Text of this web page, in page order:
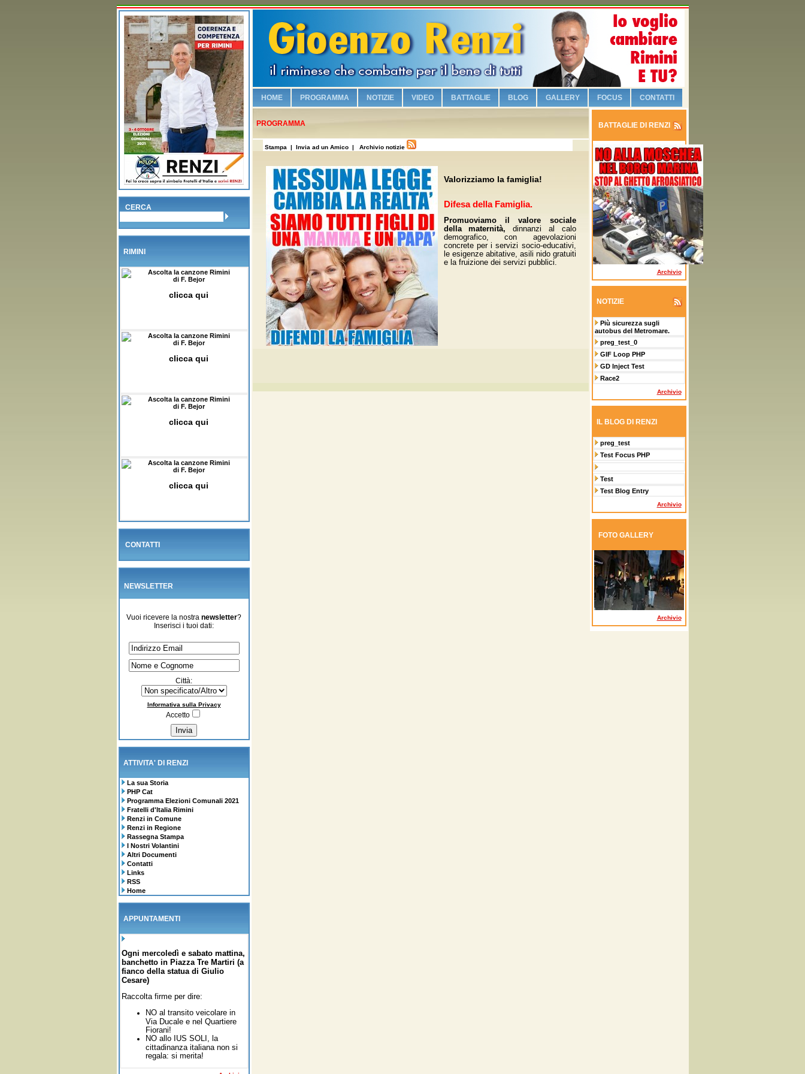
CERCA
RIMINI
Ascolta la canzone Rimini
di F. Bejor
clicca qui
Ascolta la canzone Rimini
di F. Bejor
clicca qui
Ascolta la canzone Rimini
di F. Bejor
clicca qui
Ascolta la canzone Rimini
di F. Bejor
clicca qui
CONTATTI
NEWSLETTER
Vuoi ricevere la nostra newsletter?
Inserisci i tuoi dati:
Città:
Informativa sulla Privacy
Accetto
ATTIVITA' DI RENZI
La sua Storia
PHP Cat
Programma Elezioni Comunali 2021
Fratelli d'Italia Rimini
Renzi in Comune
Renzi in Regione
Rassegna Stampa
I Nostri Volantini
Altri Documenti
Contatti
Links
RSS
Home
APPUNTAMENTI
Ogni mercoledì e sabato mattina,
banchetto in Piazza Tre Martiri (a
fianco della statua di Giulio
Cesare)
Raccolta firme per dire:
NO al transito veicolare in
Via Ducale e nel Quartiere
Fiorani!
NO allo IUS SOLI, la
cittadinanza italiana non si
regala: si merita!
HOME PROGRAMMA
Riqualifichiamo il lungomare con i parcheggi e la zona turistica!
Viabilità e vivibilità!
Sosteniamo i commercianti riminesi!
Salvaguardiamo la nostra identità culturale!
No alla Moschea nel Borgo Marina!
Piscina olimpionica e nuovi impianti sportivi!
Valorizziamo la famiglia!
NOTIZIE VIDEO BATTAGLIE BLOG GALLERY FOCUS CONTATTI
PROGRAMMA
Stampa | Invia ad un Amico | Archivio notizie
Valorizziamo la famiglia!
Difesa della Famiglia.
Promuoviamo il valore sociale
della maternità, dinnanzi al calo
demografico, con agevolazioni
concrete per i servizi socio-educativi,
le esigenze abitative, asili nido gratuiti
e la fruizione dei servizi pubblici.
BATTAGLIE DI RENZI
Archivio
NOTIZIE
Più sicurezza sugli
autobus del Metromare.
preg_test_0
GIF Loop PHP
GD Inject Test
Race2
Archivio
IL BLOG DI RENZI
preg_test
Test Focus PHP
Test
Test Blog Entry
Archivio
FOTO GALLERY
Archivio